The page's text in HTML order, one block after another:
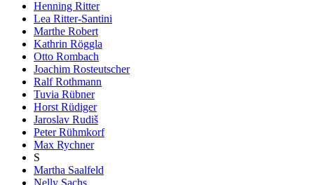
Henning Ritter
Lea Ritter-Santini
Marthe Robert
Kathrin Röggla
Otto Rombach
Joachim Rosteutscher
Ralf Rothmann
Tuvia Rübner
Horst Rüdiger
Jaroslav Rudiš
Peter Rühmkorf
Max Rychner
S
Martha Saalfeld
Nelly Sachs